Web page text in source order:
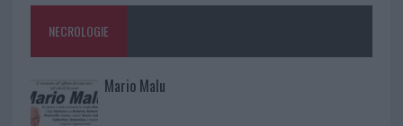
NECROLOGIE
Mario Malu